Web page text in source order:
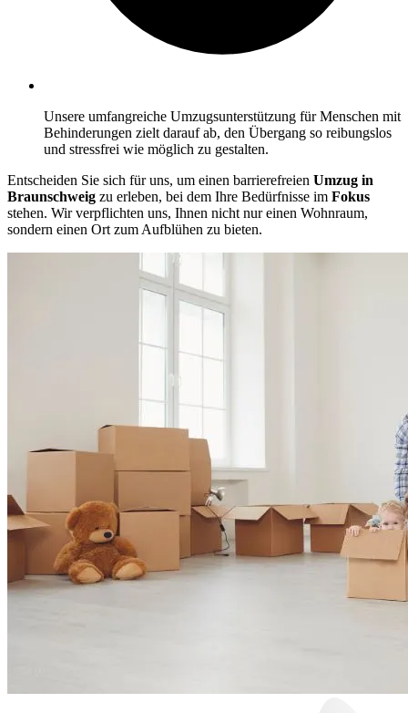
Unsere umfangreiche Umzugsunterstützung für Menschen mit
Behinderungen zielt darauf ab, den Übergang so reibungslos
und stressfrei wie möglich zu gestalten.
Entscheiden Sie sich für uns, um einen barrierefreien Umzug in
Braunschweig zu erleben, bei dem Ihre Bedürfnisse im Fokus
stehen. Wir verpflichten uns, Ihnen nicht nur einen Wohnraum,
sondern einen Ort zum Aufblühen zu bieten.